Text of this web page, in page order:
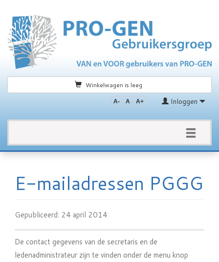
Winkelwagen is leeg
Inloggen
A- A A+
Toggle
E-mailadressen PGGG
Gepubliceerd: 24 april 2014
De contact gegevens van de secretaris en de
ledenadministrateur zijn te vinden onder de menu knop